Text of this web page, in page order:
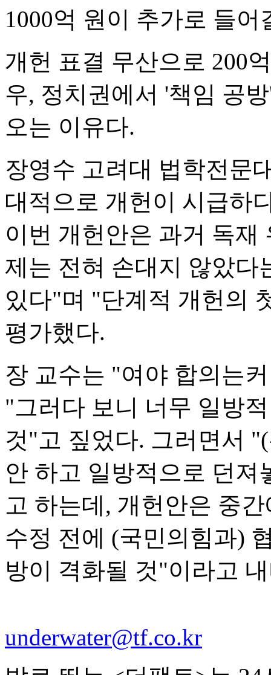
1000억 원이 추가로 들
개헌 표결 무산으로 200
우, 정치권에서 '책임 공
오는 이유다.
장영수 고려대 법학전문
대적으로 개헌이 시급하
이번 개헌안은 과거 독재
제는 전혀 손대지 않았다
있다"며 "단계적 개헌의
평가했다.
장 교수는 "여야 합의는
"그러다 보니 너무 일방
것"고 짚었다. 그러면서
안 하고 일방적으로 던
고 하는데, 개헌안은 중
수정 전에 (국민의힘과)
방이 격화될 것"이라고
underwater@tf.co.kr